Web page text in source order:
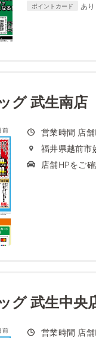
ポイントカード あり
グ 武生南店
前
営業時間 店
福井県越前市
店舗HPをご
グ 武生中央
前
営業時間 店